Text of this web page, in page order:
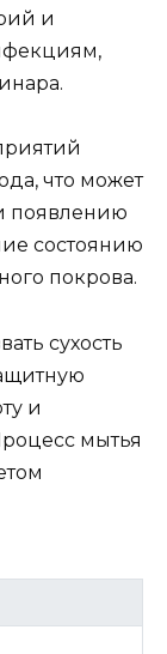
и
что может
появлению
состоянию
покрова.
сухость
и
мытья